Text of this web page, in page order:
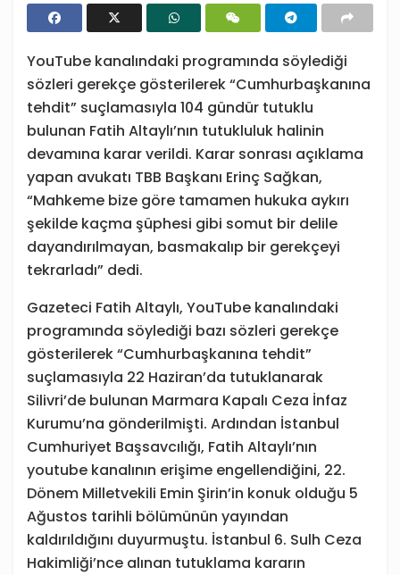
YouTube kanalındaki programında söylediği
sözleri gerekçe gösterilerek “Cumhurbaşkanına
tehdit” suçlamasıyla 104 gündür tutuklu
bulunan Fatih Altaylı’nın tutukluluk halinin
devamına karar verildi. Karar sonrası açıklama
yapan avukatı TBB Başkanı Erinç Sağkan,
“Mahkeme bize göre tamamen hukuka aykırı
şekilde kaçma şüphesi gibi somut bir delile
dayandırılmayan, basmakalıp bir gerekçeyi
tekrarladı” dedi.
Gazeteci Fatih Altaylı, YouTube kanalındaki
programında söylediği bazı sözleri gerekçe
gösterilerek “Cumhurbaşkanına tehdit”
suçlamasıyla 22 Haziran’da tutuklanarak
Silivri’de bulunan Marmara Kapalı Ceza İnfaz
Kurumu’na gönderilmişti. Ardından İstanbul
Cumhuriyet Başsavcılığı, Fatih Altaylı’nın
youtube kanalının erişime engellendiğini, 22.
Dönem Milletvekili Emin Şirin’in konuk olduğu 5
Ağustos tarihli bölümünün yayından
kaldırıldığını duyurmuştu. İstanbul 6. Sulh Ceza
Hakimliği’nce alınan tutuklama kararın